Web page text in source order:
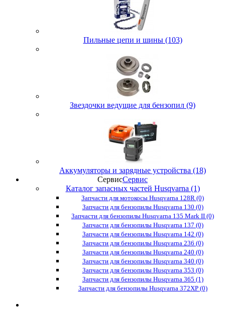
Пильные цепи и шины (103)
Звездочки ведущие для бензопил (9)
Аккумуляторы и зарядные устройства (18)
СервисСервис
Каталог запасных частей Husqvarna (1)
Запчасти для мотокосы Husqvarna 128R (0)
Запчасти для бензопилы Husqvarna 130 (0)
Запчасти для бензопилы Husqvarna 135 Mark II (0)
Запчасти для бензопилы Husqvarna 137 (0)
Запчасти для бензопилы Husqvarna 142 (0)
Запчасти для бензопилы Husqvarna 236 (0)
Запчасти для бензопилы Husqvarna 240 (0)
Запчасти для бензопилы Husqvarna 340 (0)
Запчасти для бензопилы Husqvarna 353 (0)
Запчасти для бензопилы Husqvarna 365 (1)
Запчасти для бензопилы Husqvarna 372XP (0)